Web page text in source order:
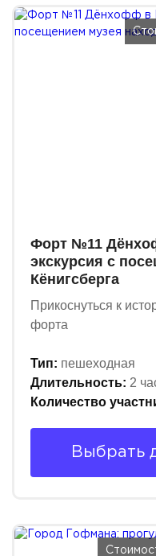
Форт №11
экскурсия с
Кёнигсберга
Прикоснуться к
форта
Тип: пешеходная
Длительность: 2
Количество
Выбрать